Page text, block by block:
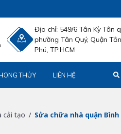
Địa chỉ: 549/6 Tân Kỳ Tân
phường Tân Quý, Quận Tân
Phú, TP.HCM
THỦY LIÊN HỆ
cải tạo Sửa chữa nhà quận Bình